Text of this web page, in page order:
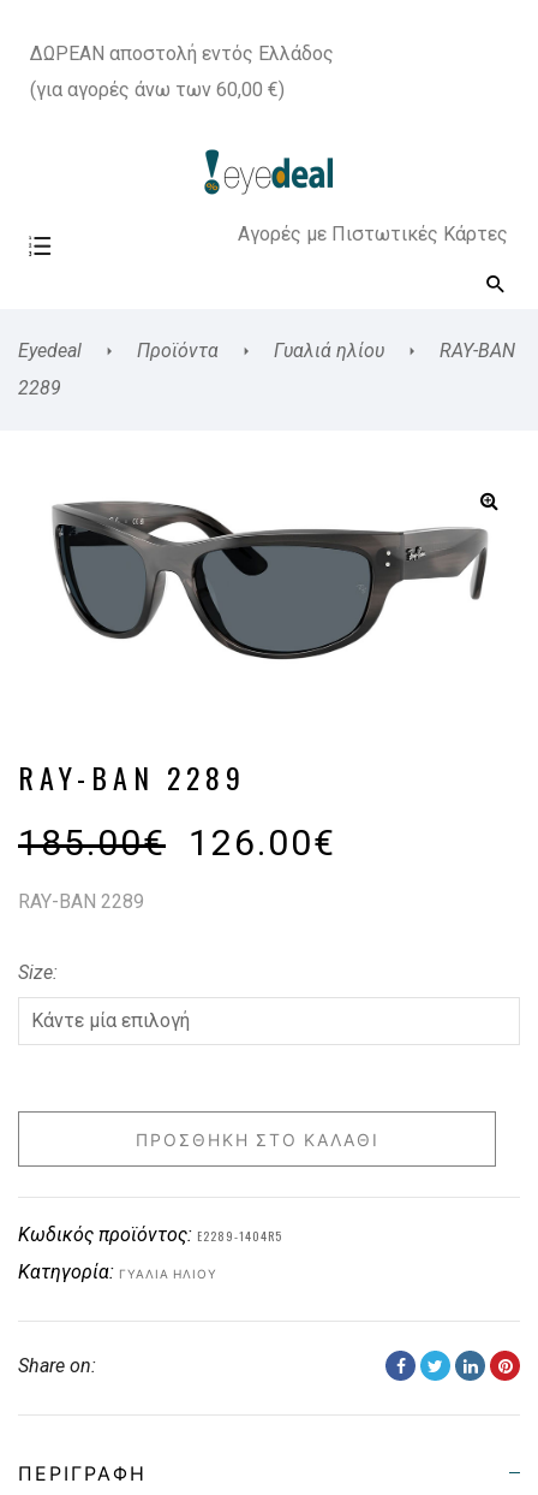
ΔΩΡΕΑΝ αποστολή εντός Ελλάδος
(για αγορές άνω των 60,00 €)
Αγορές με Πιστωτικές Κάρτες
Eyedeal Προϊόντα Γυαλιά ηλίου
RAY-BAN
2289
RAY-BAN 2289
185.00€ 126.00€
RAY-BAN 2289
Size
ΠΡΟΣΘΉΚΗ ΣΤΟ ΚΑΛΆΘΙ
Κωδικός προϊόντος: E2289-1404R5
Κατηγορία: ΓΥΑΛΙΆ ΗΛΊΟΥ
Share on:
ΠΕΡΙΓΡΑΦΉ